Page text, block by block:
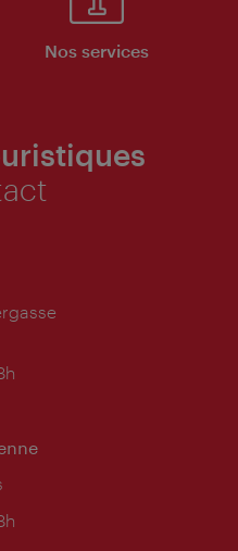
Nos services